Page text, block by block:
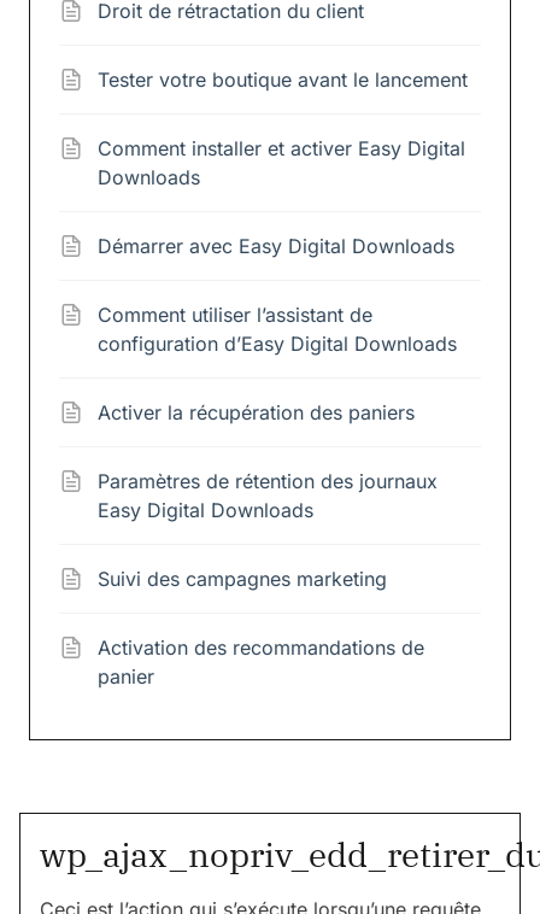
Droit de rétractation du client
Tester votre boutique avant le lancement
Comment installer et activer Easy Digital
Downloads
Démarrer avec Easy Digital Downloads
Comment utiliser l’assistant de
configuration d’Easy Digital Downloads
Activer la récupération des paniers
Paramètres de rétention des journaux
Easy Digital Downloads
Suivi des campagnes marketing
Activation des recommandations de
panier
Ceci est l’action qui s’exécute lorsqu’une requête